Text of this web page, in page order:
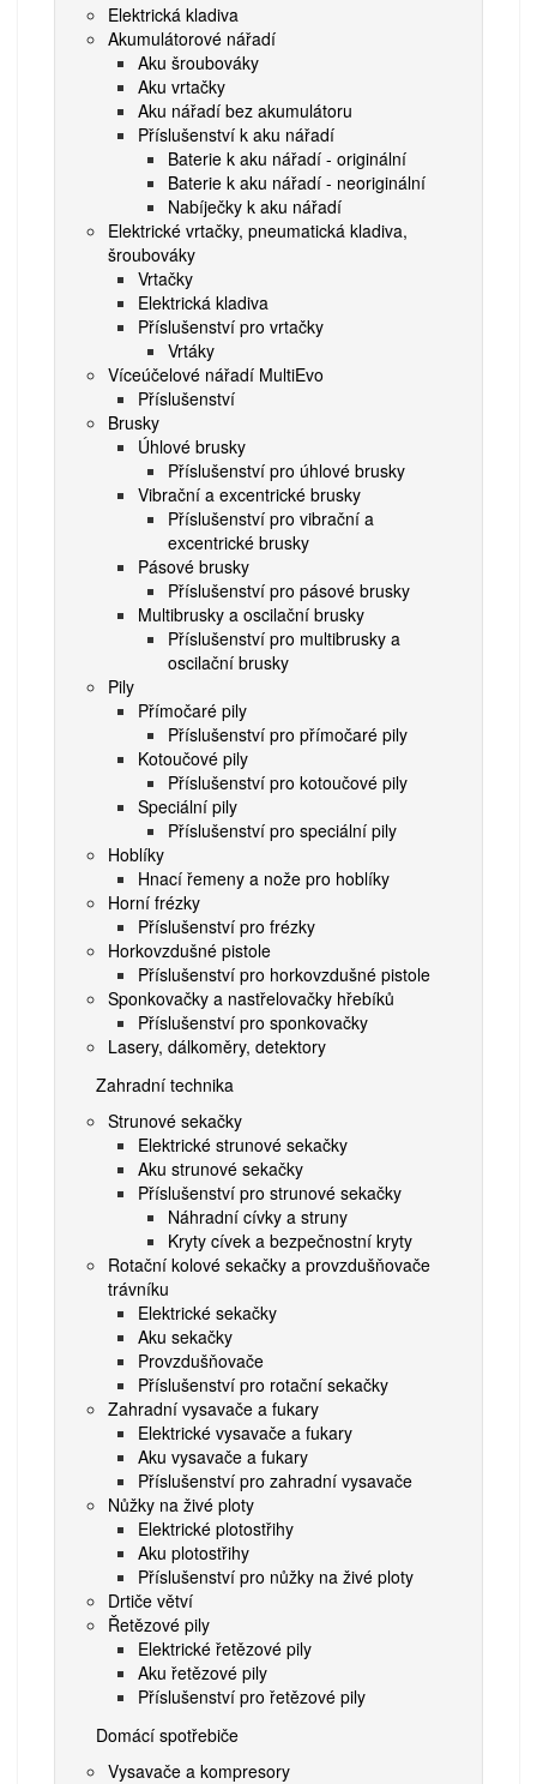
Elektrická kladiva
Akumulátorové nářadí
Aku šroubováky
Aku vrtačky
Aku nářadí bez akumulátoru
Příslušenství k aku nářadí
Baterie k aku nářadí - originální
Baterie k aku nářadí - neoriginální
Nabíječky k aku nářadí
Elektrické vrtačky, pneumatická kladiva,
šroubováky
Vrtačky
Elektrická kladiva
Příslušenství pro vrtačky
Vrtáky
Víceúčelové nářadí MultiEvo
Příslušenství
Brusky
Úhlové brusky
Příslušenství pro úhlové brusky
Vibrační a excentrické brusky
Příslušenství pro vibrační a
excentrické brusky
Pásové brusky
Příslušenství pro pásové brusky
Multibrusky a oscilační brusky
Příslušenství pro multibrusky a
oscilační brusky
Pily
Přímočaré pily
Příslušenství pro přímočaré pily
Kotoučové pily
Příslušenství pro kotoučové pily
Speciální pily
Příslušenství pro speciální pily
Hoblíky
Hnací řemeny a nože pro hoblíky
Horní frézky
Příslušenství pro frézky
Horkovzdušné pistole
Příslušenství pro horkovzdušné pistole
Sponkovačky a nastřelovačky hřebíků
Příslušenství pro sponkovačky
Lasery, dálkoměry, detektory
Zahradní technika
Strunové sekačky
Elektrické strunové sekačky
Aku strunové sekačky
Příslušenství pro strunové sekačky
Náhradní cívky a struny
Kryty cívek a bezpečnostní kryty
Rotační kolové sekačky a provzdušňovače
trávníku
Elektrické sekačky
Aku sekačky
Provzdušňovače
Příslušenství pro rotační sekačky
Zahradní vysavače a fukary
Elektrické vysavače a fukary
Aku vysavače a fukary
Příslušenství pro zahradní vysavače
Nůžky na živé ploty
Elektrické plotostřihy
Aku plotostřihy
Příslušenství pro nůžky na živé ploty
Drtiče větví
Řetězové pily
Elektrické řetězové pily
Aku řetězové pily
Příslušenství pro řetězové pily
Domácí spotřebiče
Vysavače a kompresory